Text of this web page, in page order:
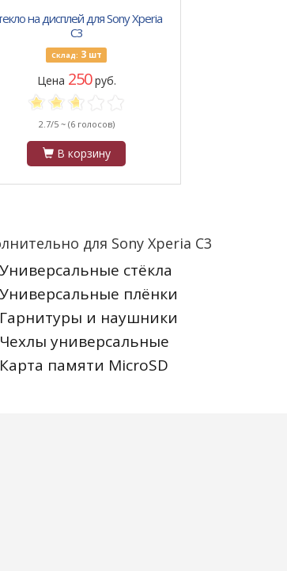
на дисплей для Sony Xperia
C3
Склад: 3шт
Цена 250руб.
2.7/5 ~ (6 голосов)
В корзину
для Sony Xperia C3
Универсальные стёкла
Универсальные плёнки
Гарнитуры и наушники
Чехлы универсальные
Карта памяти MicroSD